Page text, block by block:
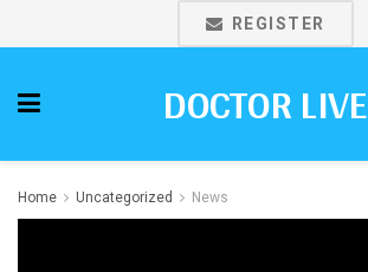
REGISTER
DOCTOR LIVE
Home Uncategorized News